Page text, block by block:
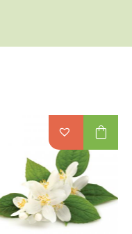
shopping_bag